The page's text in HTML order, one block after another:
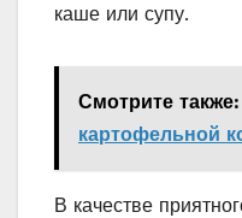
каше или супу.
Смотрите также:
картофельной
В качестве